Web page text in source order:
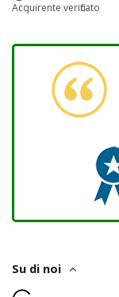
Acquirente verificato
Su di noi